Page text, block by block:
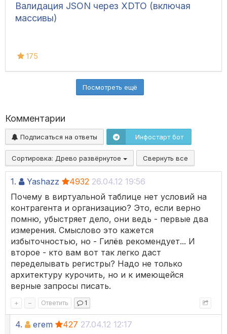
Валидация JSON через XDTO (включая
массивы)
175
Посмотреть ещё
Комментарии
Подписаться на ответы Инфостарт бот
Сортировка: Древо развёрнутое Свернуть все
1. Yashazz 4932 26.04.12 19:56
Почему в виртуальной таблице нет условий на
контрагента и организацию? Это, если верно
помню, убыстряет дело, они ведь - первые два
измерения. Смыслово это кажется
избыточностью, но - Гилёв рекомендует... И
второе - кто вам вот так легко даст
переделывать регистры? Надо не только
архитектуру курочить, но и к имеющейся
верные запросы писать.
+ – Ответить 1
4. erem 427 27.04.12 12:17